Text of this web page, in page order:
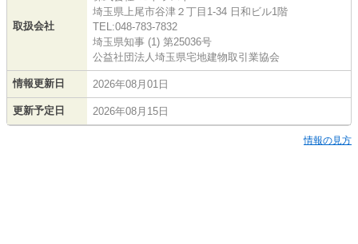
取扱会社
埼玉県上尾市谷津２丁目1-34 日和ビル1階
TEL:048-783-7832
埼玉県知事 (1) 第25036号
公益社団法人埼玉県宅地建物取引業協会
情報更新日 2026年08月01日
更新予定日 2026年08月15日
情報の見方